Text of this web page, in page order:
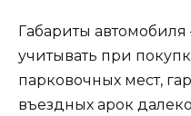
Габариты автомобиля
учитывать при
парковочных мест,
въездных арок